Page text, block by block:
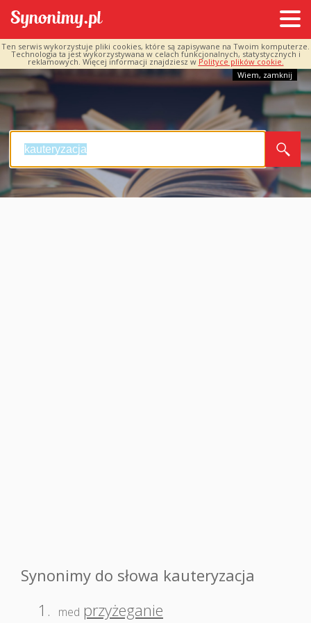
Ten serwis wykorzystuje pliki cookies, które są zapisywane na Twoim komputerze.
Technologia ta jest wykorzystywana w celach funkcjonalnych, statystycznych i
reklamowych. Więcej informacji znajdziesz w Polityce plików cookie.
Wiem, zamknij
Synonimy do słowa kauteryzacja
1.
med przyżeganie